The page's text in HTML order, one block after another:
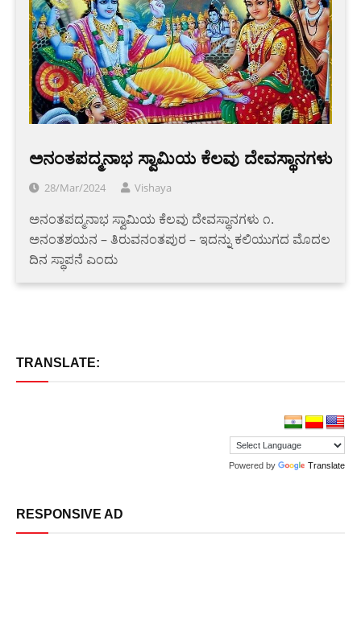
ಅನಂತಪದ್ಮನಾಭ ಸ್ವಾಮಿಯ ಕೆಲವು ದೇವಸ್ಥಾನಗಳು
28/Mar/2024 Vishaya
ಅನಂತಪದ್ಮನಾಭ ಸ್ವಾಮಿಯ ಕೆಲವು ದೇವಸ್ಥಾನಗಳು ೧.
ಅನಂತಶಯನ – ತಿರುವನಂತಪುರ – ಇದನ್ನು ಕಲಿಯುಗದ ಮೊದಲ
ದಿನ ಸ್ಥಾಪನೆ ಎಂದು
TRANSLATE:
Powered by Translate
RESPONSIVE AD